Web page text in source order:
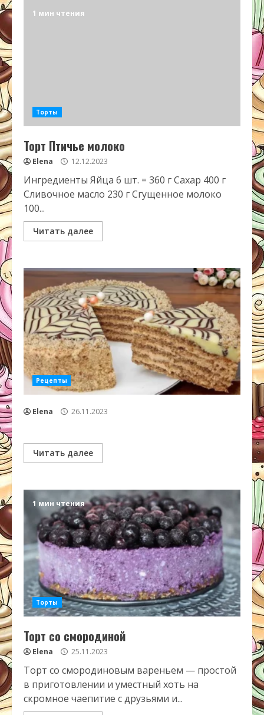
1 мин чтения
Торты
Торт Птичье молоко
Elena 12.12.2023
Ингредиенты Яйца 6 шт. = 360 г Сахар 400 г
Сливочное масло 230 г Сгущенное молоко
100...
Читать далее
Рецепты
Elena 26.11.2023
Читать далее
1 мин чтения
Торты
Торт со смородиной
Elena 25.11.2023
Торт со смородиновым вареньем — простой
в приготовлении и уместный хоть на
скромное чаепитие с друзьями и...